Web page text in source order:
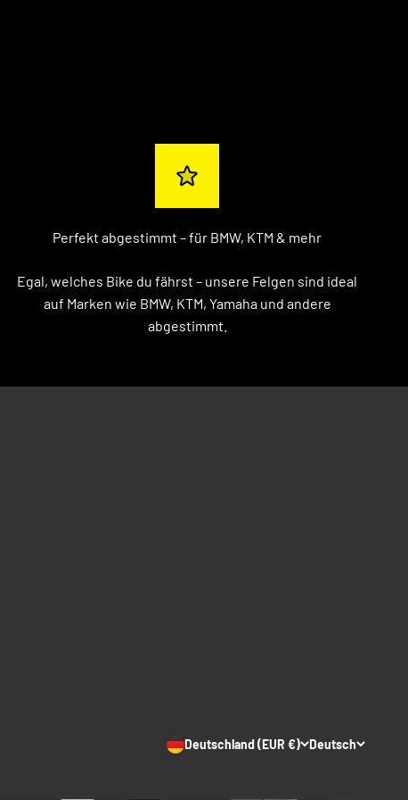
Perfekt abgestimmt – für BMW, KTM & mehr
Egal, welches Bike du fährst – unsere Felgen sind ideal
auf Marken wie BMW, KTM, Yamaha und andere
abgestimmt.
Deutschland (EUR €) Deutsch